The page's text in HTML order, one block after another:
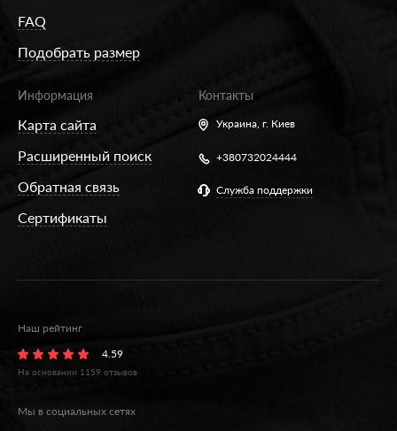
FAQ
Подобрать размер
Информация
Карта сайта
Расширенный поиск
Обратная связь
Сертификаты
Контакты
Украина, г. Киев
+380732024444
Служба поддержки
Наш рейтинг
4.59
На основании 1159 отзывов
Мы в социальных сетях